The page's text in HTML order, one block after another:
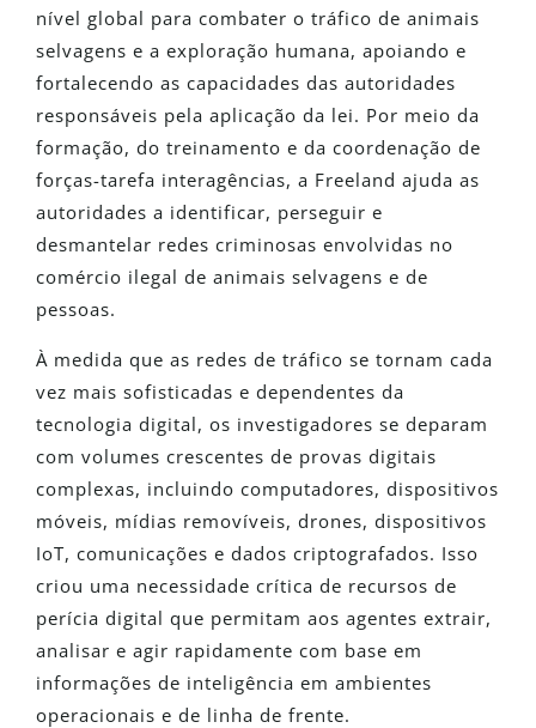
nível global para combater o tráfico de animais
selvagens e a exploração humana, apoiando e
fortalecendo as capacidades das autoridades
responsáveis pela aplicação da lei. Por meio da
formação, do treinamento e da coordenação de
forças-tarefa interagências, a Freeland ajuda as
autoridades a identificar, perseguir e
desmantelar redes criminosas envolvidas no
comércio ilegal de animais selvagens e de
pessoas.
À medida que as redes de tráfico se tornam cada
vez mais sofisticadas e dependentes da
tecnologia digital, os investigadores se deparam
com volumes crescentes de provas digitais
complexas, incluindo computadores, dispositivos
móveis, mídias removíveis, drones, dispositivos
IoT, comunicações e dados criptografados. Isso
criou uma necessidade crítica de recursos de
perícia digital que permitam aos agentes extrair,
analisar e agir rapidamente com base em
informações de inteligência em ambientes
operacionais e de linha de frente.